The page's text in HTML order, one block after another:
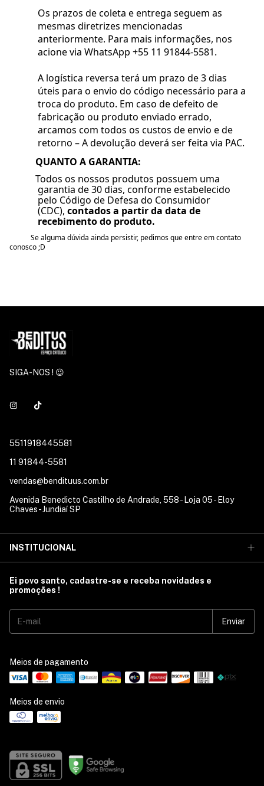
Os prazos de coleta e entrega seguem as
mesmas diretrizes mencionadas
anteriormente. Para mais informações, nos
acione via WhatsApp +55 11 91844-5581.
A logística reversa terá um prazo de 3 dias
úteis para o envio do código necessário para a
troca do produto. Em caso de defeito de
fabricação ou produto enviado errado,
arcamos com todos os custos de envio e de
retorno – A devolução deverá ser feita via PAC.
QUANTO A GARANTIA:
Todos os nossos produtos possuem uma
garantia de 30 dias, conforme estabelecido
pelo Código de Defesa do Consumidor
(CDC), contados a partir da data de
recebimento do produto.
Se alguma dúvida ainda persistir, pedimos que entre em contato
conosco ;D
SIGA-NOS ! 😉
5511918445581
11 91844-5581
vendas@bendituus.com.br
Avenida Benedicto Castilho de Andrade, 558 - Loja 05 - Eloy
Chaves - Jundiaí SP
INSTITUCIONAL
Ei povo santo, cadastre-se e receba novidades e
promoções !
Meios de pagamento
Meios de envio